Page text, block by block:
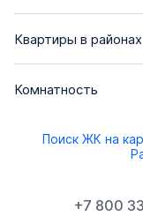
Квартиры в районах
Комнатность
Поиск ЖК на
+7 800